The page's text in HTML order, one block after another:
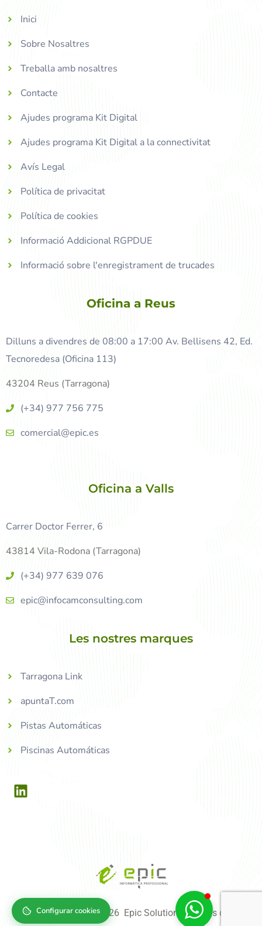
Inici
Sobre Nosaltres
Treballa amb nosaltres
Contacte
Ajudes programa Kit Digital
Ajudes programa Kit Digital a la connectivitat
Avís Legal
Política de privacitat
Política de cookies
Informació Addicional RGPDUE
Informació sobre l'enregistrament de trucades
Oficina a Reus
Dilluns a divendres de 08:00 a 17:00 Av. Bellisens 42, Ed.
Tecnoredesa (Oficina 113)
43204 Reus (Tarragona)
(+34) 977 756 775
comercial@epic.es
Oficina a Valls
Carrer Doctor Ferrer, 6
43814 Vila-Rodona (Tarragona)
(+34) 977 639 076
epic@infocamconsulting.com
Les nostres marques
Tarragona Link
apuntaT.com
Pistas Automáticas
Piscinas Automáticas
Copyright © 2004-2026 Epic Solutions, tots els drets
Configurar cookies